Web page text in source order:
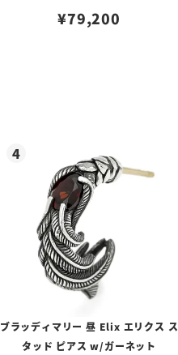
¥79,200
ブラッディマリー 昼 Elix エリクス ス
タッド ピアス w/ガーネット